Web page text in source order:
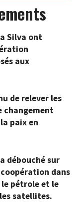
Silva ont
aux
de relever les
changement
paix en
débouché sur
dans
pétrole et le
satellites.